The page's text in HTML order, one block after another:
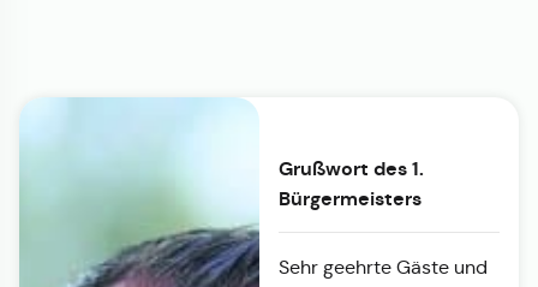
Grußwort des 1.
Bürgermeisters
Sehr geehrte Gäste und